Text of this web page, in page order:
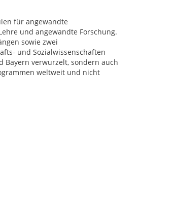
für angewandte
und angewandte Forschung.
sowie zwei
und Sozialwissenschaften
Bayern verwurzelt, sondern auch
weltweit und nicht